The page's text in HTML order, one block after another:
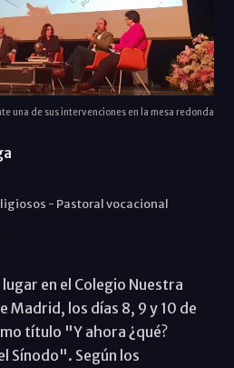
una de sus intervenciones en la mesa redonda
- Pastoral vocacional
en el Colegio Nuestra
Madrid, los días 8, 9 y 10 de
título "Y ahora ¿qué?
Sínodo". Según los